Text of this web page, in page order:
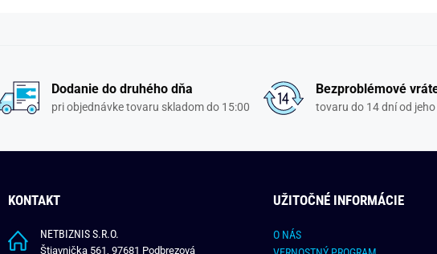
Dodanie do druhého dňa
pri objednávke tovaru skladom do 15:00
Bezproblémové
tovaru do 14 dní od
KONTAKT
NETBIZNIS S.R.O.
Štiavnička 561, 97681 Podbrezová
UŽITOČNÉ INFORMÁCIE
O NÁS